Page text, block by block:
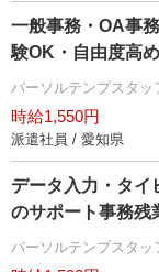
一般事務・OA事
験OK・自由度高
パーソルテンプスタッ
時給1,550円
派遣社員 / 愛知県
データ入力・タイ
のサポート事務残
パーソルテンプスタッ